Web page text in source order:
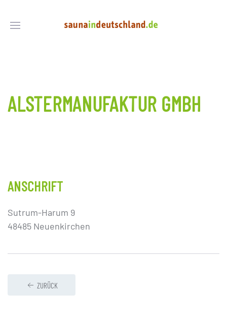
ALSTERMANUFAKTUR GMBH
ANSCHRIFT
Sutrum-Harum 9
48485 Neuenkirchen
ZURÜCK